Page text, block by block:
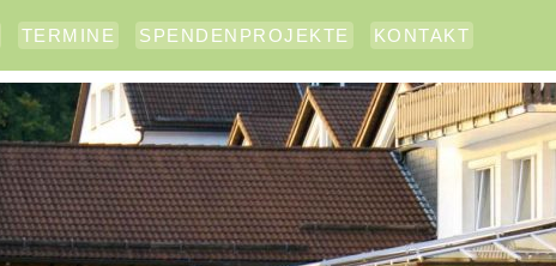
TERMINE SPENDENPROJEKTE KONTAKT